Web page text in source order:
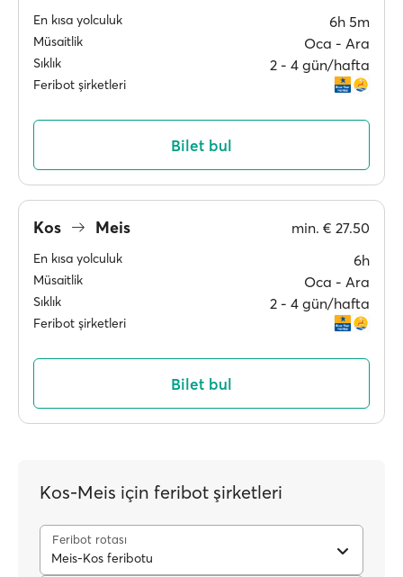
En kısa yolculuk 6h 5m
Müsaitlik Oca ‐ Ara
Sıklık 2 ‐ 4 gün/hafta
Feribot şirketleri
Bilet bul
Kos Meis min. € 27.50
En kısa yolculuk 6h
Müsaitlik Oca ‐ Ara
Sıklık 2 ‐ 4 gün/hafta
Feribot şirketleri
Bilet bul
Kos-Meis için feribot şirketleri
Feribot rotası
Meis-Kos feribotu